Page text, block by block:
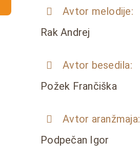
Avtor melodije:
Rak Andrej
Avtor besedila:
Požek Frančiška
Avtor aranžmaja:
Podpečan Igor